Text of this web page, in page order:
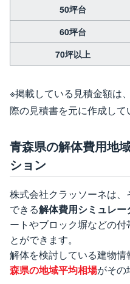
50坪台
60坪台
70坪以上
※掲載している見積金額は
際の見積書を元に作成して
青森県の解体費用地
ション
株式会社クラッソーネは
できる解体費用シミュレー
ートやブロック塀などの
とができます。
解体を検討している建物
森県の地域平均相場がその